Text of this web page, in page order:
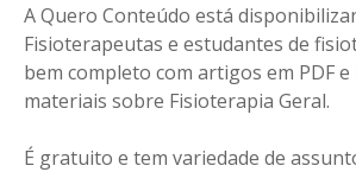
A Quero Conteúdo está
Fisioterapeutas e estudantes de
bem completo com artigos em PDF
materiais sobre Fisioterapia Geral.
É gratuito e tem variedade de